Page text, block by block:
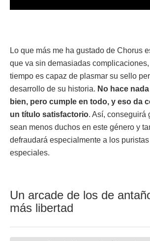
Lo que más me ha gustado de Chorus
que va sin demasiadas
tiempo es capaz de plasmar su sello
desarrollo de su historia. No hace
bien, pero cumple en todo, y eso da
un título satisfactorio. Así, conseguirá
sean menos duchos en este género y
defraudará especialmente a los
especiales.
Un arcade de los de
más libertad